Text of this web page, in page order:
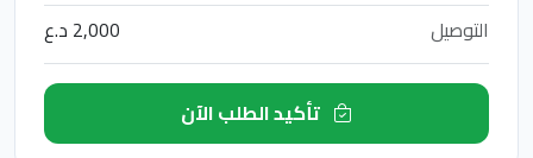
التوصيل
2,000 د.ع